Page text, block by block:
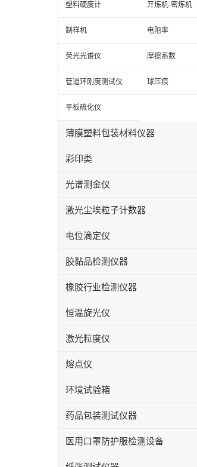
塑料硬度计 开炼机-密炼机
制样机 电阻率
荧光光谱仪 摩擦系数
管道环刚度测试仪 球压痕
平板硫化仪
薄膜塑料包装材料仪器
彩印类
光谱测金仪
激光尘埃粒子计数器
电位滴定仪
胶黏品检测仪器
橡胶行业检测仪器
恒温旋光仪
激光粒度仪
熔点仪
环境试验箱
药品包装测试仪器
医用口罩防护服检测设备